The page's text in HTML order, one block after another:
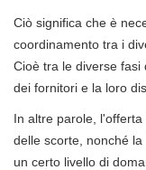
Ciò significa che è
coordinamento tra i
Cioè tra le diverse
dei fornitori e la loro
In altre parole,
delle scorte, nonché
un certo livello di